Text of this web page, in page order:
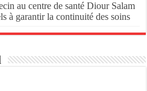
au centre de santé Diour Salam
à garantir la continuité des soins